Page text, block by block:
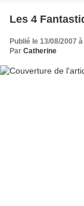
Les 4
Publié le 13/08/2007
Par Catherine